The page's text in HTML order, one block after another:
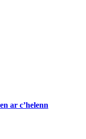
ar c’helenn